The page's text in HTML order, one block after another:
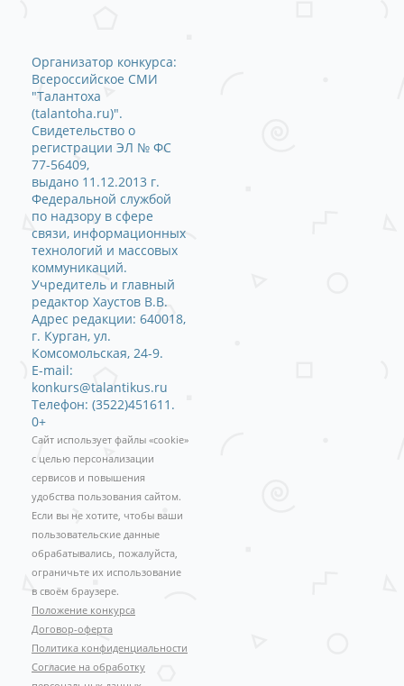
Организатор конкурса:
Всероссийское СМИ
"Талантоха
(talantoha.ru)".
Свидетельство о
регистрации ЭЛ № ФС
77-56409,
выдано 11.12.2013 г.
Федеральной службой
по надзору в сфере
связи, информационных
технологий и массовых
коммуникаций.
Учредитель и главный
редактор Хаустов В.В.
Адрес редакции: 640018,
г. Курган, ул.
Комсомольская, 24-9.
E-mail:
konkurs@talantikus.ru
Телефон: (3522)451611.
0+
Сайт использует файлы «cookie»
с целью персонализации
сервисов и повышения
удобства пользования сайтом.
Если вы не хотите, чтобы ваши
пользовательские данные
обрабатывались, пожалуйста,
ограничьте их использование
в своём браузере.
Положение конкурса
Договор-оферта
Политика конфиденциальности
Согласие на обработку